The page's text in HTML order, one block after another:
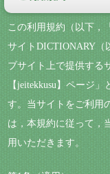
この利用規約（以下，
サイトDICTIONARY（
ブサイト上で提供する
【jeitekkusu】ページ
す。当サイトをご利用
は，本規約に従って，
用いただきます。